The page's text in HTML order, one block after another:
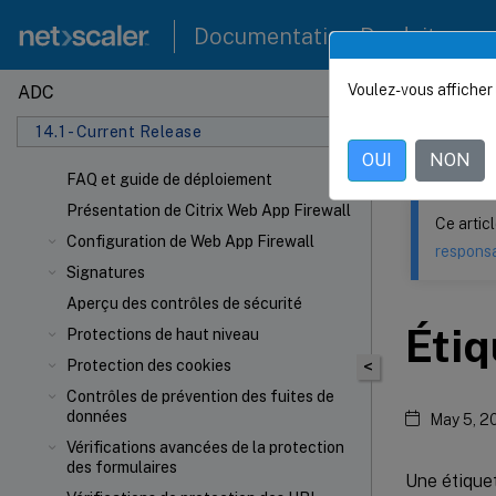
Documentation Produit
ADC
14.1 - Current Release
FAQ et guide de déploiement
Présentation de Citrix Web App Firewall
Configuration de Web App Firewall
Signatures
Aperçu des contrôles de sécurité
Protections de haut niveau
Protection des cookies
Contrôles de prévention des fuites de
données
Vérifications avancées de la protection
des formulaires
Ce contenu a
<
Ce
May 5,
Une
Voulez-vous
OUI NON